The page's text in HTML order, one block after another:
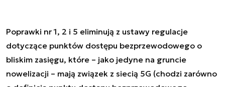
Poprawki nr 1, 2 i 5 eliminują z ustawy regulacje
dotyczące punktów dostępu bezprzewodowego o
bliskim zasięgu, które – jako jedyne na gruncie
nowelizacji – mają związek z siecią 5G (chodzi zarówno